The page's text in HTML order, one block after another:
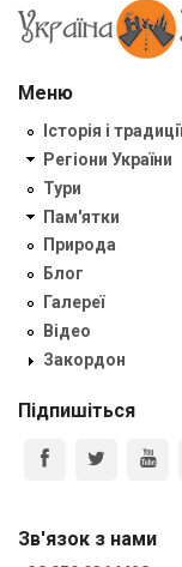
Меню
Історія і традиції
Регіони України
Тури
Пам'ятки
Природа
Блог
Галереї
Відео
Закордон
Підпишіться
Зв'язок з нами